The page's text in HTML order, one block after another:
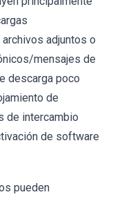
adjuntos o
mensajes de
descarga poco
de
de intercambio
de software
pueden